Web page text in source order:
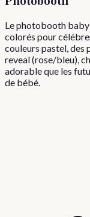
Le photobooth
colorés pour
couleurs pastel, des
reveal (rose/bleu),
adorable que les
de bébé.